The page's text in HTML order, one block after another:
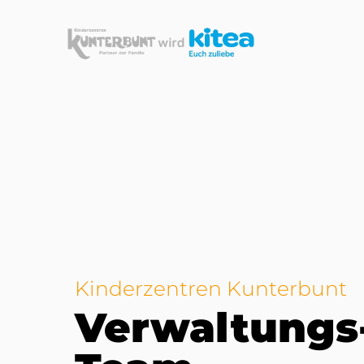
Kinderzentren Kunterbunt